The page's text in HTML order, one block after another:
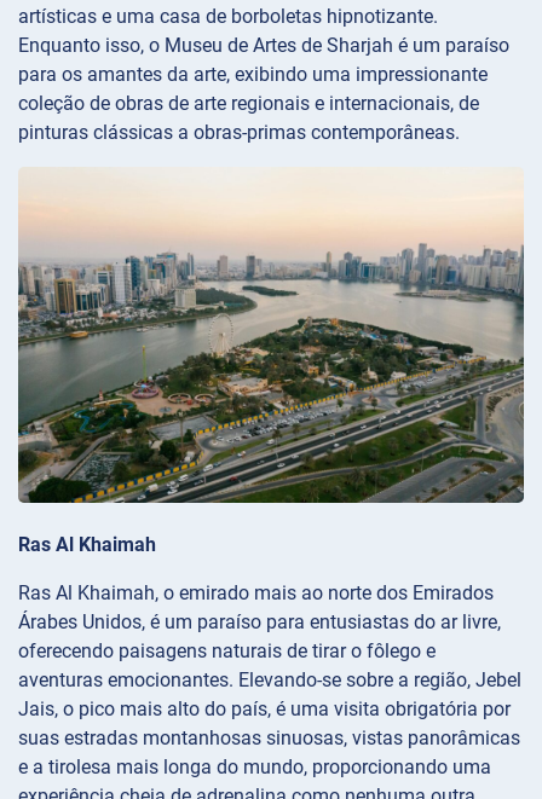
artísticas e uma casa de borboletas hipnotizante.
Enquanto isso, o Museu de Artes de Sharjah é um paraíso
para os amantes da arte, exibindo uma impressionante
coleção de obras de arte regionais e internacionais, de
pinturas clássicas a obras-primas contemporâneas.
Ras Al Khaimah
Ras Al Khaimah, o emirado mais ao norte dos Emirados
Árabes Unidos, é um paraíso para entusiastas do ar livre,
oferecendo paisagens naturais de tirar o fôlego e
aventuras emocionantes. Elevando-se sobre a região, Jebel
Jais, o pico mais alto do país, é uma visita obrigatória por
suas estradas montanhosas sinuosas, vistas panorâmicas
e a tirolesa mais longa do mundo, proporcionando uma